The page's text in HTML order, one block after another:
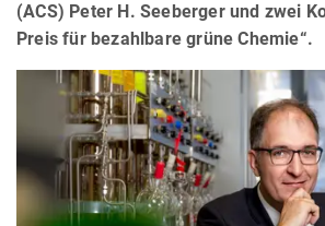
(ACS) Peter H. Seeberger und zwei
Preis für bezahlbare grüne Chemie“.